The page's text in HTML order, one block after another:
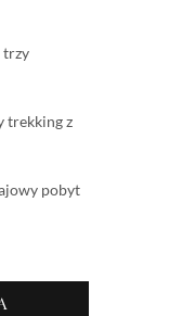
trzy
trekking z
pobyt